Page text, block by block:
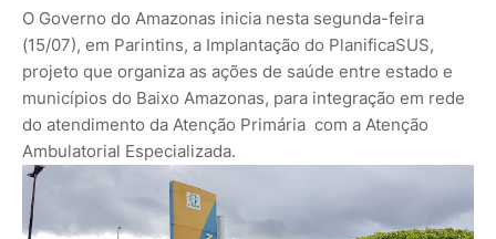
O Governo do Amazonas inicia nesta segunda-feira
(15/07), em Parintins, a Implantação do PlanificaSUS,
projeto que organiza as ações de saúde entre estado e
municípios do Baixo Amazonas, para integração em rede
do atendimento da Atenção Primária com a Atenção
Ambulatorial Especializada.